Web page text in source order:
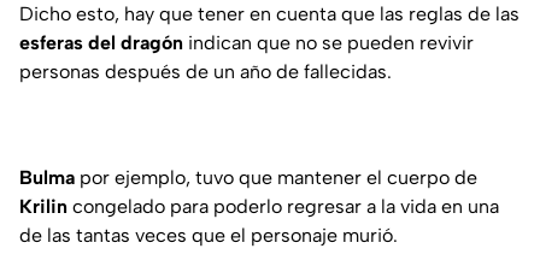
Dicho esto, hay que tener en cuenta que las reglas de las
esferas del dragón indican que no se pueden revivir
personas después de un año de fallecidas.
Bulma por ejemplo, tuvo que mantener el cuerpo de
Krilin congelado para poderlo regresar a la vida en una
de las tantas veces que el personaje murió.